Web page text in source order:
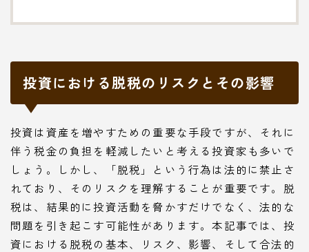
投資における脱税のリスクとその影響
投資は資産を増やすための重要な手段ですが、それに
伴う税金の負担を軽減したいと考える投資家も多いで
しょう。しかし、「脱税」という行為は法的に禁止さ
れており、そのリスクを理解することが重要です。脱
税は、結果的に投資活動を脅かすだけでなく、法的な
問題を引き起こす可能性があります。本記事では、投
資における脱税の基本、リスク、影響、そして合法的